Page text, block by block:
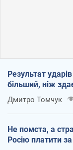
Результат
більший, ніж
Дмитро Томчук
Не помста, а
Росію платити за